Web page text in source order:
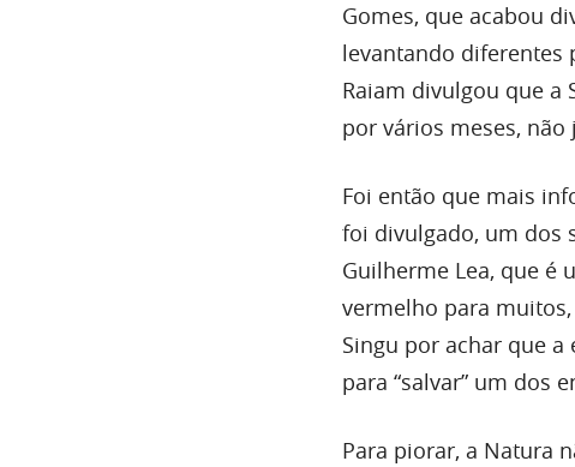
Gomes, que acabou
levantando diferentes
Raiam divulgou que a
por vários meses,
Foi então que mais
foi divulgado, um dos
Guilherme Lea, que é
vermelho para
Singu por achar que
para “salvar” um dos
Para piorar, a Natura